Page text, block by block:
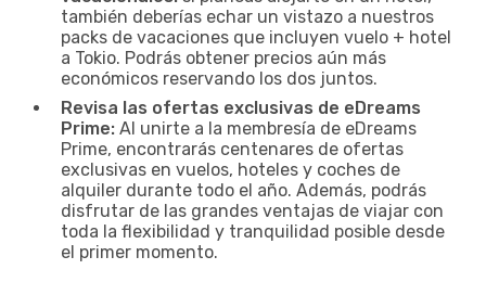
también deberías echar un vistazo a nuestros
packs de vacaciones que incluyen vuelo + hotel
a Tokio. Podrás obtener precios aún más
económicos reservando los dos juntos.
Revisa las ofertas exclusivas de eDreams
Prime: Al unirte a la membresía de eDreams
Prime, encontrarás centenares de ofertas
exclusivas en vuelos, hoteles y coches de
alquiler durante todo el año. Además, podrás
disfrutar de las grandes ventajas de viajar con
toda la flexibilidad y tranquilidad posible desde
el primer momento.